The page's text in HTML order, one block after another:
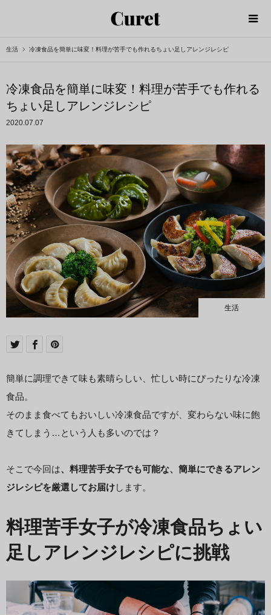
生活 冷凍食品を簡単に味変！料理が苦手でも作れるちょい足しアレンジレシピ
冷凍食品を簡単に味変！料理が苦手でも作れる
ちょい足しアレンジレシピ
2020.07.07
生活
簡単に調理できて味も素晴らしい、忙しい時にぴったりな冷凍
食品。
そのまま食べてもおいしい冷凍食品ですが、変わらない味に飽
きてしまう…という人も多いのでは？
そこで今回は、料理苦手女子でも可能な、簡単にできるアレン
ジレシピを厳選してお届けします。
料理苦手女子が冷凍食品ちょい
足しアレンジレシピに挑戦